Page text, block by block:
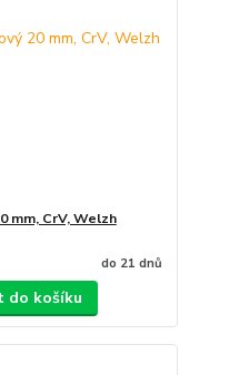
mm, CrV, Welzh
do 21 dnů
do košíku